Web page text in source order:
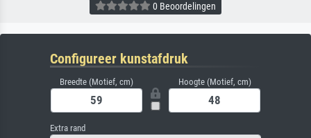
0 Beoordelingen
Configureer kunstafdruk
Breedte (Motief, cm) Hoogte (Motief, cm)
Extra rand